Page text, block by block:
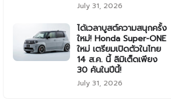
July 31, 2026
ได้เวลาบูสต์ความสนุกครั้ง
ใหม่! Honda Super-ONE
ใหม่ เตรียมเปิดตัวในไทย
14 ส.ค. นี้ ลิมิเต็ดเพียง
30 คันในปีนี้!
July 31, 2026